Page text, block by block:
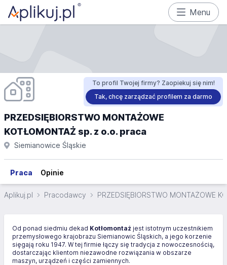
Menu
To profil Twojej firmy? Zaopiekuj się nim!
Tak, chcę zarządzać profilem za darmo
PRZEDSIĘBIORSTWO MONTAŻOWE
KOTŁOMONTAŻ sp. z o.o. praca
Siemianowice Śląskie
Praca Opinie
Aplikuj.pl Pracodawcy PRZEDSIĘBIORSTWO MONTAŻOWE
Od ponad siedmiu dekad Kotłomontaż jest istotnym uczestnikiem
przemysłowego krajobrazu Siemianowic Śląskich, a jego korzenie
sięgają roku 1947. W tej firmie łączy się tradycja z nowoczesnością,
dostarczając klientom niezawodne rozwiązania w obszarze
maszyn, urządzeń i części zamiennych.